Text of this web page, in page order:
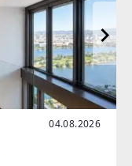
04.08.2026